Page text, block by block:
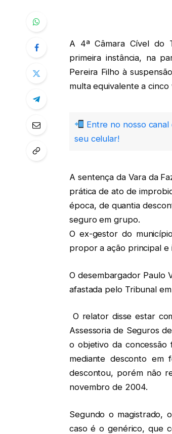
A 4ª Câmara Cível do
primeira instância, na
Pereira Filho à
multa equivalente a
Entre no nosso
seu celular!
A sentença da Vara da
prática de ato de
época, de quantia
seguro em grupo.
O ex-gestor do
propor a ação principal e
O desembargador Paulo
afastada pelo Tribunal
O relator disse estar
Assessoria de Seguros
o objetivo da concessão
mediante desconto em
descontou, porém não
novembro de 2004.
Segundo o magistrado,
caso é o genérico, que